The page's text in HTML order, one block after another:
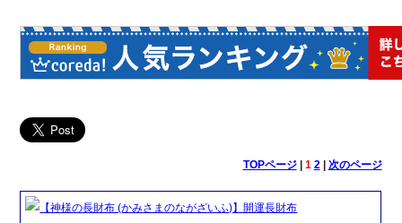
TOPページ| 1 2| 次のページ
【神様の長財布 (かみさまのながざいふ)】開運長財布